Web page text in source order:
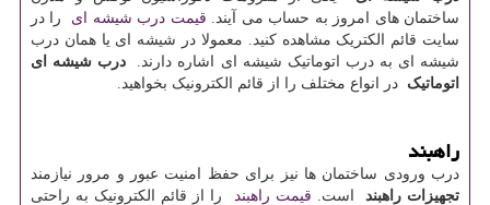
ساختمان های امروز به حساب می آیند. قیمت درب شیشه ای را در
سایت قائم الکتریک مشاهده کنید. معمولا در شیشه ای یا همان درب
شیشه ای به درب اتوماتیک شیشه ای اشاره دارند. درب شیشه ای
اتوماتیک در انواع مختلف را از قائم الکترونیک بخواهید.
راهبند
درب ورودی ساختمان ها نیز برای حفظ امنیت عبور و مرور نیازمند
تجهیزات راهبند است. قیمت راهبند را از قائم الکترونیک به راحتی